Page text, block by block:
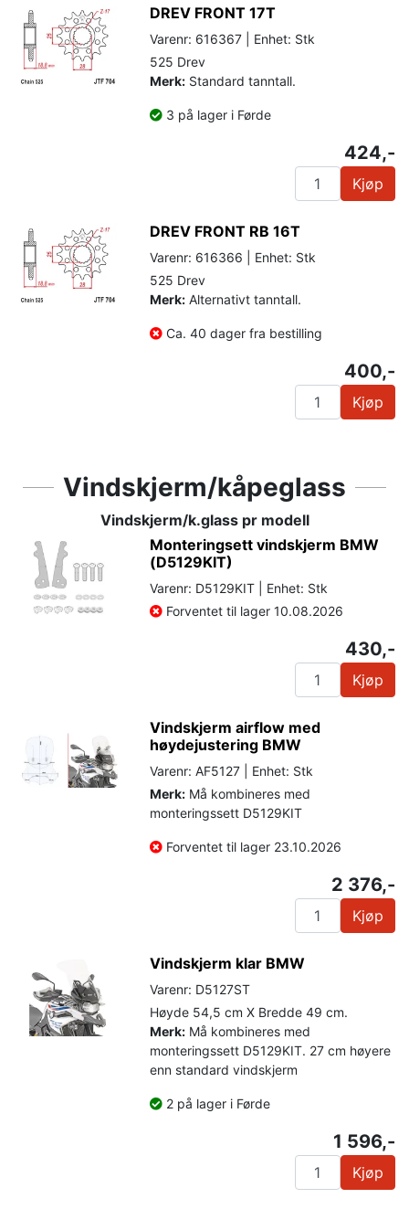
DREV FRONT 17T
Varenr: 616367 | Enhet: Stk
525 Drev
Merk: Standard tanntall.
3 på lager i Førde
424,-
Kjøp
DREV FRONT RB 16T
Varenr: 616366 | Enhet: Stk
525 Drev
Merk: Alternativt tanntall.
Ca. 40 dager fra bestilling
400,-
Kjøp
Vindskjerm/kåpeglass
Vindskjerm/k.glass pr modell
Monteringsett vindskjerm BMW
(D5129KIT)
Varenr: D5129KIT | Enhet: Stk
Forventet til lager 10.08.2026
430,-
Kjøp
Vindskjerm airflow med
høydejustering BMW
Varenr: AF5127 | Enhet: Stk
Merk: Må kombineres med
monteringssett D5129KIT
Forventet til lager 23.10.2026
2 376,-
Kjøp
Vindskjerm klar BMW
Varenr: D5127ST
Høyde 54,5 cm X Bredde 49 cm.
Merk: Må kombineres med
monteringssett D5129KIT. 27 cm høyere
enn standard vindskjerm
2 på lager i Førde
1 596,-
Kjøp